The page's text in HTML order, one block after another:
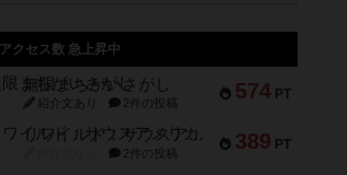
アクセス数 急上昇中
574 PT
無限まちがいさがし
紹介文あり 2件の投稿
389 PT
リワイルド：サウスアメリカ
2件の投稿